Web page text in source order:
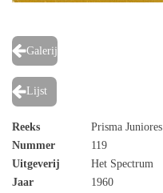
Galerij
Lijst
Reeks
Prisma Juniores
Nummer
119
Uitgeverij
Het Spectrum
Jaar
1960